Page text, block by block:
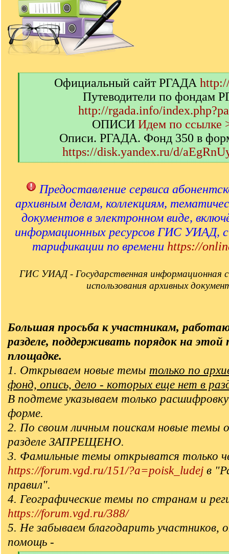
Официальный сайт РГАДА
Путеводители по фондам
http://rgada.info/
ОПИСИ Идем по ссылке
Описи. РГАДА. Фонд 350 в
https://disk.yandex.ru/d/
[
Предоставление сервиса
архивным делам, коллекциям,
документов в электронном виде,
информационных ресурсов ГИС УИАД,
тарификации по времени https://
ГИС УИАД - Государственная информационная
использования архивных
Большая просьба к участникам,
разделе, поддерживать порядок на этой
площадке.
1. Открываем новые темы только по
фонд, опись, дело - которых еще нет в
В подтеме указываем только
форме.
2. По своим личным поискам новые темы
разделе ЗАПРЕЩЕНО.
3. Фамильные темы открыватся только
https://forum.vgd.ru/151/?a=poisk_ludej в
правил".
4. Географические темы по странам и
https://forum.vgd.ru/388/
5. Не забываем благодарить участников,
помощь -